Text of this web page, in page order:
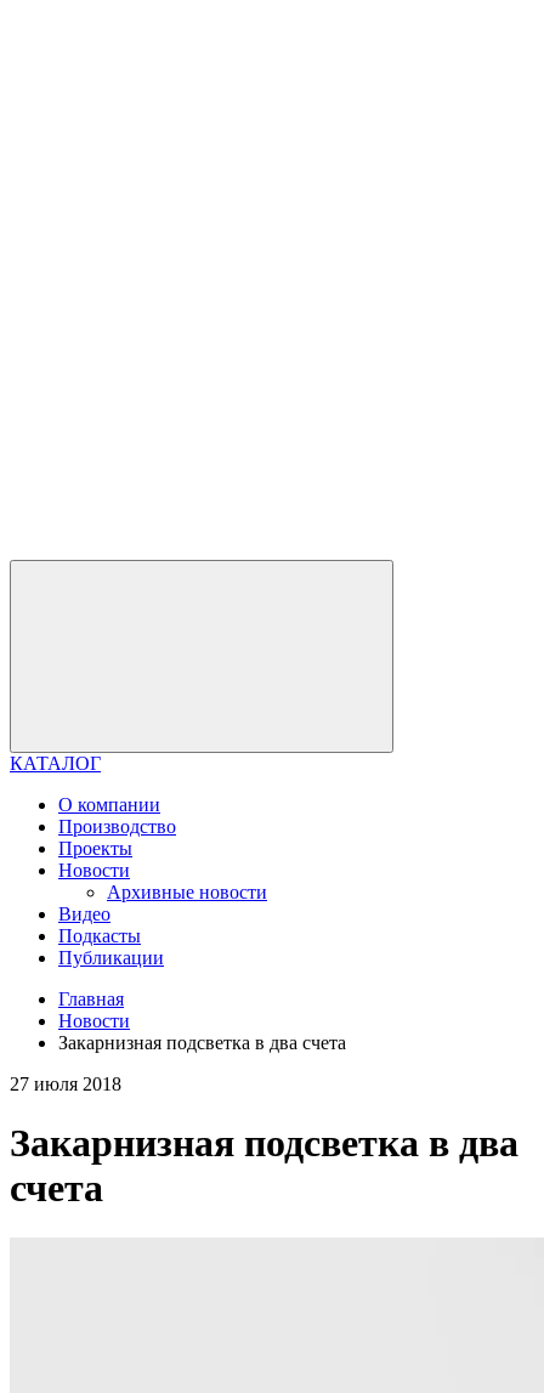
КАТАЛОГ
О компании
Производство
Проекты
Новости
Архивные новости
Видео
Подкасты
Публикации
Главная
Новости
Закарнизная подсветка в два счета
27 июля 2018
Закарнизная подсветка в два
счета